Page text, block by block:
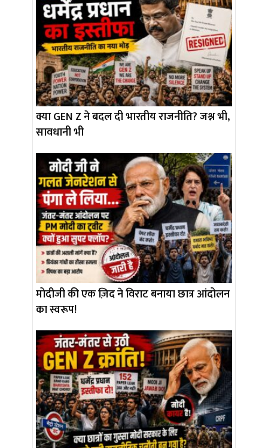
क्या GEN Z ने बदल दी भारतीय राजनीति? जश्न भी,
सावधानी भी
मोदीजी की एक ज़िद ने विराट बनाया छात्र आंदोलन
का स्वरूप!